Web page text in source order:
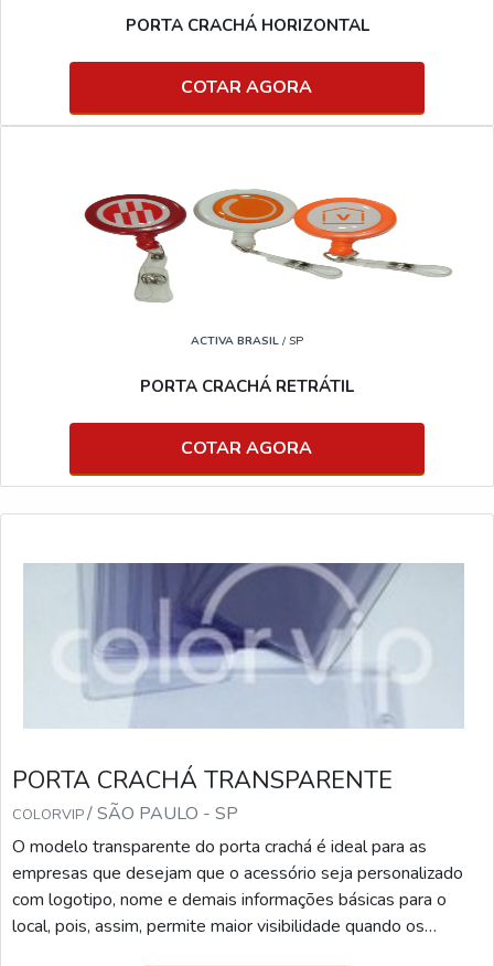
PORTA CRACHÁ HORIZONTAL
COTAR AGORA
ACTIVA BRASIL / SP
PORTA CRACHÁ RETRÁTIL
COTAR AGORA
PORTA CRACHÁ TRANSPARENTE
COLORVIP/ SÃO PAULO - SP
O modelo transparente do porta crachá é ideal para as
empresas que desejam que o acessório seja personalizado
com logotipo, nome e demais informações básicas para o
local, pois, assim, permite maior visibilidade quando os